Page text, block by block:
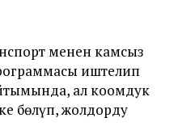
менен камсыз
иштелип
ал коомдук
бөлүп, жолдорду